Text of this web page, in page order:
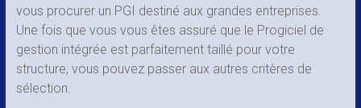
vous procurer un PGI destiné aux grandes entreprises.
Une fois que vous vous êtes assuré que le Progiciel de
gestion intégrée est parfaitement taillé pour votre
structure, vous pouvez passer aux autres critères de
sélection.